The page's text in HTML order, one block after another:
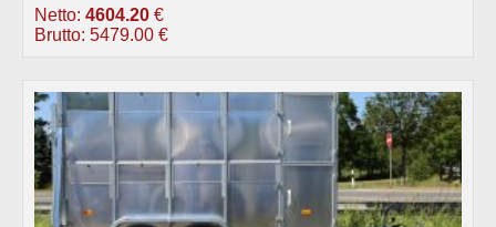
Netto: 4604.20 €
Brutto: 5479.00 €